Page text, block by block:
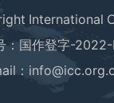
International
：国作登字-
：